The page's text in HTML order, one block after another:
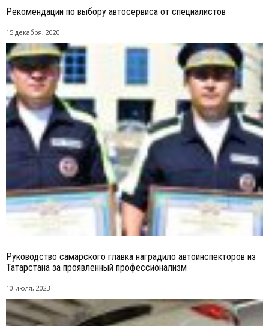
Рекомендации по выбору автосервиса от специалистов
15 декабря, 2020
Руководство самарского главка наградило автоинспекторов из
Татарстана за проявленный профессионализм
10 июля, 2023